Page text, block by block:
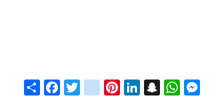
ShareFacebook
Twitter
instagram
Pinterest
LinkedIn
Snapchat